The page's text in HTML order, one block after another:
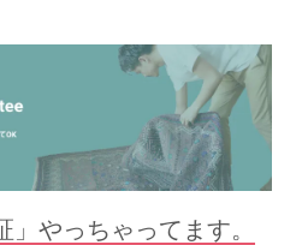
」やっちゃってます。